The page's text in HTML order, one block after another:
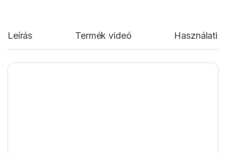
Leírás Termék videó Használati